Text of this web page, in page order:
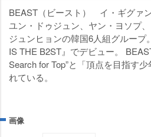
BEAST（ビースト） イ・ギグァ
ユン・ドゥジュン、ヤン・ヨソプ
ジュンヒョンの韓国6人組グループ
IS THE B2ST』でデビュー。
Search for Top”と「頂点を目指す
れている。
画像